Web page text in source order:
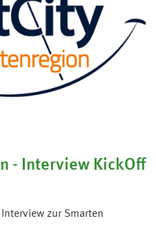
- Interview KickOff
zur Smarten